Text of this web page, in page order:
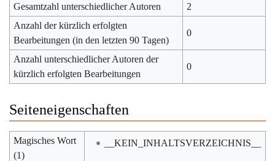
Gesamtzahl unterschiedlicher Autoren
2
Anzahl der kürzlich erfolgten
Bearbeitungen (in den letzten 90 Tagen)
0
Anzahl unterschiedlicher Autoren der
kürzlich erfolgten Bearbeitungen
0
Seiteneigenschaften
Magisches Wort
(1)
__KEIN_INHALTSVERZEICHNIS__